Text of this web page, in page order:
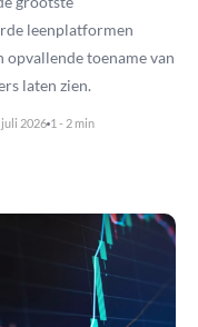
leenplatformen
opvallende toename van
laten zien.
2026 1 - 2 min